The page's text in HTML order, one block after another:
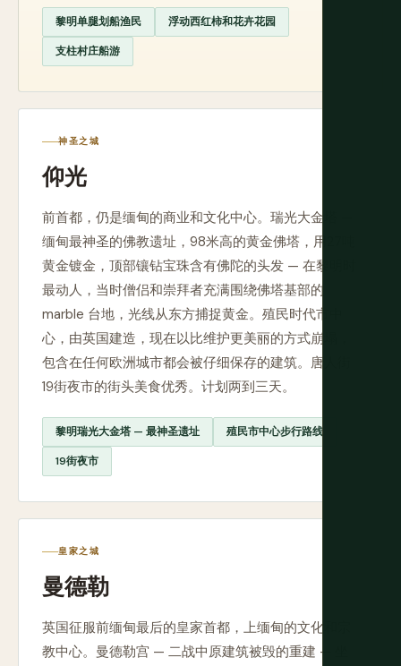
黎明单腿划船渔民 浮动西红柿和花卉花园
支柱村庄船游
神圣之城
仰光
前首都，仍是缅甸的商业和文化中心。瑞光大金塔 —
缅甸最神圣的佛教遗址，98米高的黄金佛塔，用27吨
黄金镀金，顶部镶钻宝珠含有佛陀的头发 — 在黎明时
最动人，当时僧侣和崇拜者充满围绕佛塔基部的
marble 台地，光线从东方捕捉黄金。殖民时代市中
心，由英国建造，现在以比维护更美丽的方式崩塌，
包含在任何欧洲城市都会被仔细保存的建筑。唐人街
19街夜市的街头美食优秀。计划两到三天。
黎明瑞光大金塔 — 最神圣遗址 殖民市中心步行路线
19街夜市
皇家之城
曼德勒
英国征服前缅甸最后的皇家首都，上缅甸的文化和宗
教中心。曼德勒宫 — 二战中原建筑被毁的重建 — 坐